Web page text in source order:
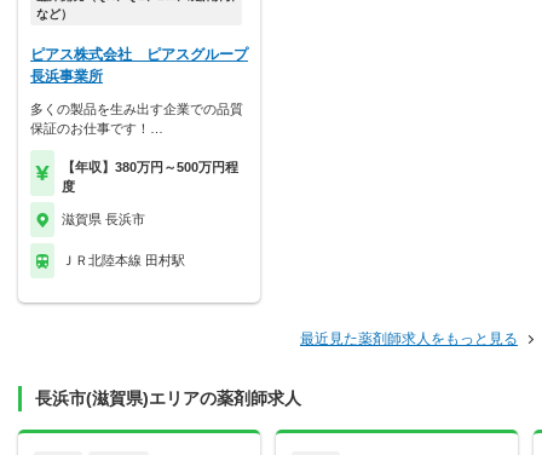
など）
ピアス株式会社 ピアスグループ
長浜事業所
多くの製品を生み出す企業での品質
保証のお仕事です！…
【年収】380万円～500万円程
度
滋賀県 長浜市
ＪＲ北陸本線 田村駅
最近見た薬剤師求人をもっと見る
長浜市(滋賀県)エリアの薬剤師求人